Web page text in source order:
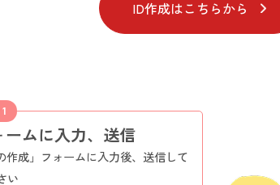
ID作成はこちらから
ームに入力、送信
作成」フォームに入力後、送信して
い